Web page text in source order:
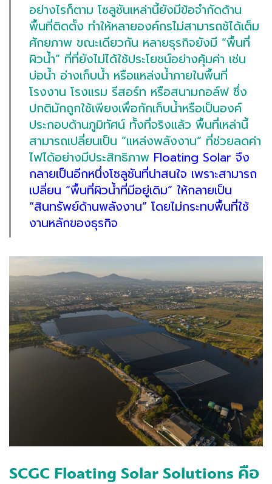
อย่างไรก็ตาม โซลูชันเหล่านี้ยังมีข้อจำกัดด้าน
พื้นที่ติดตั้ง ทำให้หลายองค์กรไม่สามารถช้ได้เต็ม
ศักยภาพ ขณะเดียวกัน หลายธุรกิจยังมี “พื้นที่
ผิวน้ำ” ที่ที่ยังไม่ได้ใช้ประโยชน์อย่างคุ้มค่า เช่น
บ่อน้ำ อ่างเก็บน้ำ หรือแหล่งน้ำภายในพื้นที่
โรงงาน โรงแรม รีสอร์ท หรือสนามกอล์ฟ ซึ่ง
ปกติมักถูกใช้เพียงเพื่อกักเก็บน้ำหรือเป็นองค์
ประกอบด้านภูมิทัศน์ ทั้งที่จริงแล้ว พื้นที่เหล่านี้
สามารถเปลี่ยนเป็น “แหล่งพลังงาน” ที่ช่วยลดค่า
ไฟได้อย่างมีประสิทธิภาพ Floating Solar จึง
กลายเป็นอีกหนึ่งโซลูชันที่น่าสนใจ เพราะสามารถ
เปลี่ยน “พื้นที่ผิวน้ำที่มีอยู่เดิม” ให้กลายเป็น
“สินทรัพย์ด้านพลังงาน” โดยไม่กระทบพื้นที่ใช้
งานหลักของธุรกิจ
SCGC Floating Solar Solutions คือ